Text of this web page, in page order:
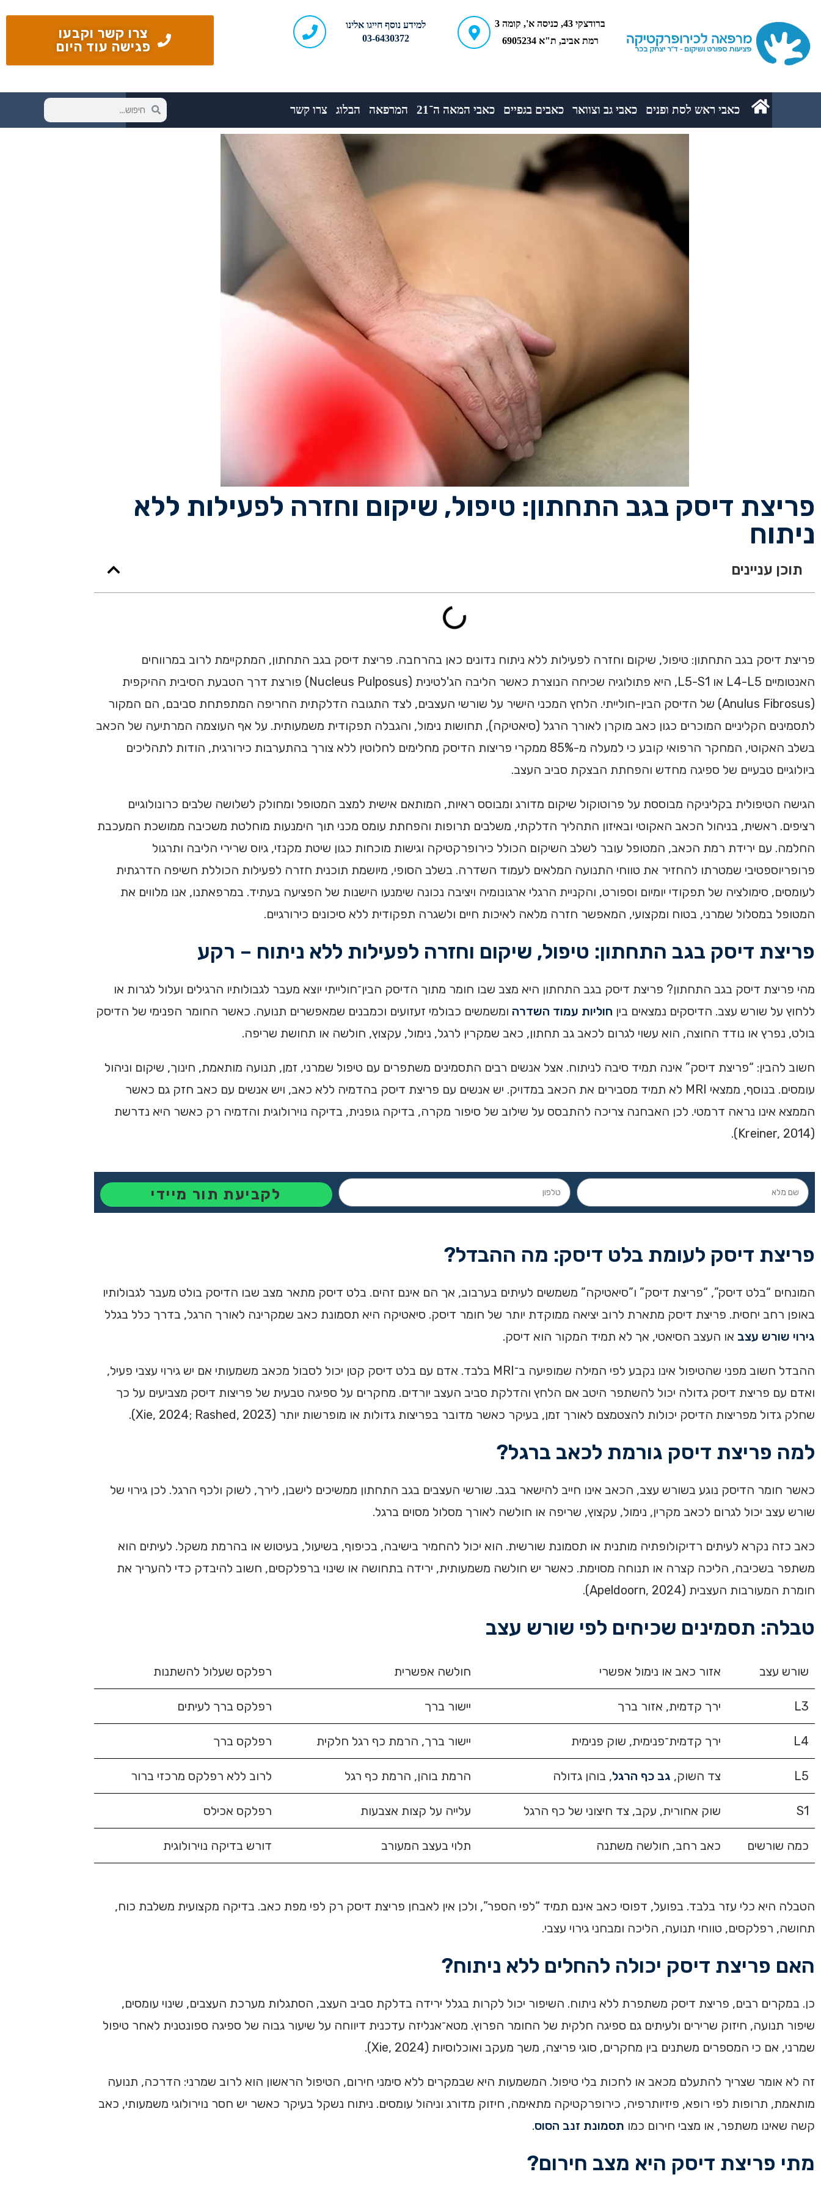
ברודצקי 43, כניסה א', קומה 3
רמת אביב, ת"א 6905234
למידע נוסף חייגו אלינו
03-6430372
צרו קשר וקבעו
פגישה עוד היום
כאבי ראש לסת ופנים כאבי גב וצוואר כאבים בגפיים כאבי המאה ה־21 המרפאה הבלוג צרו קשר
פריצת דיסק בגב התחתון: טיפול, שיקום וחזרה לפעילות ללא
ניתוח
תוכן עניינים
פריצת דיסק בגב התחתון: טיפול, שיקום וחזרה לפעילות ללא ניתוח נדונים כאן בהרחבה. פריצת דיסק בגב התחתון, המתקיימת לרוב במרווחים
האנטומיים L4-L5 או L5-S1, היא פתולוגיה שכיחה הנוצרת כאשר הליבה הג'לטינית (Nucleus Pulposus) פורצת דרך הטבעת הסיבית ההיקפית
(Anulus Fibrosus) של הדיסק הבין-חולייתי. הלחץ המכני הישיר על שורשי העצבים, לצד התגובה הדלקתית החריפה המתפתחת סביבם, הם המקור
לתסמינים הקליניים המוכרים כגון כאב מוקרן לאורך הרגל (סיאטיקה), תחושות נימול, והגבלה תפקודית משמעותית. על אף העוצמה המרתיעה של הכאב
בשלב האקוטי, המחקר הרפואי קובע כי למעלה מ-85% ממקרי פריצות הדיסק מחלימים לחלוטין ללא צורך בהתערבות כירורגית, הודות לתהליכים
ביולוגיים טבעיים של ספיגה מחדש והפחתת הבצקת סביב העצב.
הגישה הטיפולית בקליניקה מבוססת על פרוטוקול שיקום מדורג ומבוסס ראיות, המותאם אישית למצב המטופל ומחולק לשלושה שלבים כרונולוגיים
רציפים. ראשית, בניהול הכאב האקוטי ובאיזון התהליך הדלקתי, משלבים תרופות והפחתת עומס מכני תוך הימנעות מוחלטת משכיבה ממושכת המעכבת
החלמה. עם ירידת רמת הכאב, המטופל עובר לשלב השיקום הכולל כירופרקטיקה וגישות מוכחות כגון שיטת מקנזי, גיוס שרירי הליבה ותרגול
פרופריוספטיבי שמטרתו להחזיר את טווחי התנועה המלאים לעמוד השדרה. בשלב הסופי, מיושמת תוכנית חזרה לפעילות הכוללת חשיפה הדרגתית
לעומסים, סימולציה של תפקודי יומיום וספורט, והקניית הרגלי ארגונומיה ויציבה נכונה שימנעו הישנות של הפציעה בעתיד. במרפאתנו, אנו מלווים את
המטופל במסלול שמרני, בטוח ומקצועי, המאפשר חזרה מלאה לאיכות חיים ולשגרה תפקודית ללא סיכונים כירורגיים.
פריצת דיסק בגב התחתון: טיפול, שיקום וחזרה לפעילות ללא ניתוח – רקע
מהי פריצת דיסק בגב התחתון? פריצת דיסק בגב התחתון היא מצב שבו חומר מתוך הדיסק הבין־חולייתי יוצא מעבר לגבולותיו הרגילים ועלול לגרות או
ללחוץ על שורש עצב. הדיסקים נמצאים בין חוליות עמוד השדרה ומשמשים כבולמי זעזועים וכמבנים שמאפשרים תנועה. כאשר החומר הפנימי של הדיסק
בולט, נפרץ או נודד החוצה, הוא עשוי לגרום לכאב גב תחתון, כאב שמקרין לרגל, נימול, עקצוץ, חולשה או תחושת שריפה.
חשוב להבין: “פריצת דיסק” אינה תמיד סיבה לניתוח. אצל אנשים רבים התסמינים משתפרים עם טיפול שמרני, זמן, תנועה מותאמת, חינוך, שיקום וניהול
עומסים. בנוסף, ממצאי MRI לא תמיד מסבירים את הכאב במדויק. יש אנשים עם פריצת דיסק בהדמיה ללא כאב, ויש אנשים עם כאב חזק גם כאשר
הממצא אינו נראה דרמטי. לכן האבחנה צריכה להתבסס על שילוב של סיפור מקרה, בדיקה גופנית, בדיקה נוירולוגית והדמיה רק כאשר היא נדרשת
(Kreiner, 2014).
לקביעת תור מיידי
פריצת דיסק לעומת בלט דיסק: מה ההבדל?
המונחים “בלט דיסק”, “פריצת דיסק” ו”סיאטיקה” משמשים לעיתים בערבוב, אך הם אינם זהים. בלט דיסק מתאר מצב שבו הדיסק בולט מעבר לגבולותיו
באופן רחב יחסית. פריצת דיסק מתארת לרוב יציאה ממוקדת יותר של חומר דיסק. סיאטיקה היא תסמונת כאב שמקרינה לאורך הרגל, בדרך כלל בגלל
גירוי שורש עצב או העצב הסיאטי, אך לא תמיד המקור הוא דיסק.
ההבדל חשוב מפני שהטיפול אינו נקבע לפי המילה שמופיעה ב־MRI בלבד. אדם עם בלט דיסק קטן יכול לסבול מכאב משמעותי אם יש גירוי עצבי פעיל,
ואדם עם פריצת דיסק גדולה יכול להשתפר היטב אם הלחץ והדלקת סביב העצב יורדים. מחקרים על ספיגה טבעית של פריצות דיסק מצביעים על כך
שחלק גדול מפריצות הדיסק יכולות להצטמצם לאורך זמן, בעיקר כאשר מדובר בפריצות גדולות או מופרשות יותר (Xie, 2024; Rashed, 2023).
למה פריצת דיסק גורמת לכאב ברגל?
כאשר חומר הדיסק נוגע בשורש עצב, הכאב אינו חייב להישאר בגב. שורשי העצבים בגב התחתון ממשיכים לישבן, לירך, לשוק ולכף הרגל. לכן גירוי של
שורש עצב יכול לגרום לכאב מקרין, נימול, עקצוץ, שריפה או חולשה לאורך מסלול מסוים ברגל.
כאב כזה נקרא לעיתים רדיקולופתיה מותנית או תסמונת שורשית. הוא יכול להחמיר בישיבה, בכיפוף, בשיעול, בעיטוש או בהרמת משקל. לעיתים הוא
משתפר בשכיבה, הליכה קצרה או תנוחה מסוימת. כאשר יש חולשה משמעותית, ירידה בתחושה או שינוי ברפלקסים, חשוב להיבדק כדי להעריך את
חומרת המעורבות העצבית (Apeldoorn, 2024).
טבלה: תסמינים שכיחים לפי שורש עצב
שורש עצב אזור כאב או נימול אפשרי חולשה אפשרית רפלקס שעלול להשתנות
L3 ירך קדמית, אזור ברך יישור ברך רפלקס ברך לעיתים
L4 ירך קדמית־פנימית, שוק פנימית יישור ברך, הרמת כף רגל חלקית רפלקס ברך
L5 צד השוק, גב כף הרגל, בוהן גדולה הרמת בוהן, הרמת כף רגל לרוב ללא רפלקס מרכזי ברור
S1 שוק אחורית, עקב, צד חיצוני של כף הרגל עלייה על קצות אצבעות רפלקס אכילס
כמה שורשים כאב רחב, חולשה משתנה תלוי בעצב המעורב דורש בדיקה נוירולוגית
הטבלה היא כלי עזר בלבד. בפועל, דפוסי כאב אינם תמיד “לפי הספר”, ולכן אין לאבחן פריצת דיסק רק לפי מפת כאב. בדיקה מקצועית משלבת כוח,
תחושה, רפלקסים, טווחי תנועה, הליכה ומבחני גירוי עצבי.
האם פריצת דיסק יכולה להחלים ללא ניתוח?
כן. במקרים רבים, פריצת דיסק משתפרת ללא ניתוח. השיפור יכול לקרות בגלל ירידה בדלקת סביב העצב, הסתגלות מערכת העצבים, שינוי עומסים,
שיפור תנועה, חיזוק שרירים ולעיתים גם ספיגה חלקית של החומר הפרוץ. מטא־אנליזה עדכנית דיווחה על שיעור גבוה של ספיגה ספונטנית לאחר טיפול
שמרני, אם כי המספרים משתנים בין מחקרים, סוגי פריצה, משך מעקב ואוכלוסיות (Xie, 2024).
זה לא אומר שצריך להתעלם מכאב או לחכות בלי טיפול. המשמעות היא שבמקרים ללא סימני חירום, הטיפול הראשון הוא לרוב שמרני: הדרכה, תנועה
מותאמת, תרופות לפי רופא, פיזיותרפיה, כירופרקטיקה מתאימה, חיזוק מדורג וניהול עומסים. ניתוח נשקל בעיקר כאשר יש חסר נוירולוגי משמעותי, כאב
קשה שאינו משתפר, או מצבי חירום כמו תסמונת זנב הסוס.
מתי פריצת דיסק היא מצב חירום?